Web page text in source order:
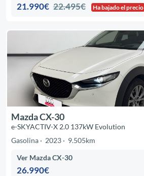
21.990€ 22.495€ Ha bajado el precio
Mazda CX-30
e-SKYACTIV-X 2.0 137kW Evolution
Gasolina
2023 9.505km
Ver Mazda CX-30
26.990€